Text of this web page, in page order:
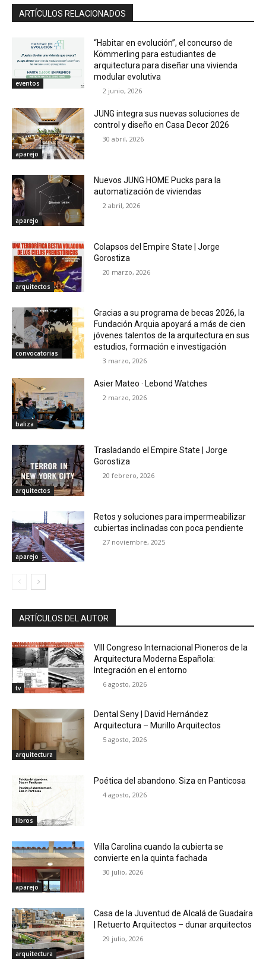
ARTÍCULOS RELACIONADOS
eventos
“Habitar en evolución”, el concurso de
Kömmerling para estudiantes de
arquitectura para diseñar una vivienda
modular evolutiva
2 junio, 2026
aparejo
JUNG integra sus nuevas soluciones de
control y diseño en Casa Decor 2026
30 abril, 2026
aparejo
Nuevos JUNG HOME Pucks para la
automatización de viviendas
2 abril, 2026
arquitectos
Colapsos del Empire State | Jorge
Gorostiza
20 marzo, 2026
convocatorias
Gracias a su programa de becas 2026, la
Fundación Arquia apoyará a más de cien
jóvenes talentos de la arquitectura en sus
estudios, formación e investigación
3 marzo, 2026
baliza
Asier Mateo · Lebond Watches
2 marzo, 2026
arquitectos
Trasladando el Empire State | Jorge
Gorostiza
20 febrero, 2026
aparejo
Retos y soluciones para impermeabilizar
cubiertas inclinadas con poca pendiente
27 noviembre, 2025
ARTÍCULOS DEL AUTOR
tv
VIII Congreso Internacional Pioneros de la
Arquitectura Moderna Española:
Integración en el entorno
6 agosto, 2026
arquitectura
Dental Seny | David Hernández
Arquitectura – Murillo Arquitectos
5 agosto, 2026
libros
Poética del abandono. Siza en Panticosa
4 agosto, 2026
aparejo
Villa Carolina cuando la cubierta se
convierte en la quinta fachada
30 julio, 2026
arquitectura
Casa de la Juventud de Alcalá de Guadaíra
| Retuerto Arquitectos – dunar arquitectos
29 julio, 2026